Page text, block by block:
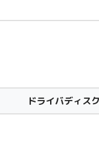
ドライバディスク